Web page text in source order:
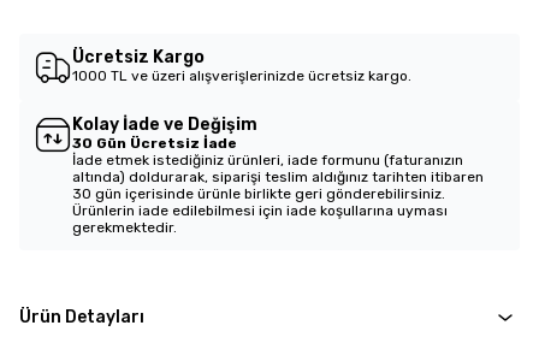
Ücretsiz Kargo
1000 TL ve üzeri alışverişlerinizde ücretsiz kargo.
Kolay İade ve Değişim
30 Gün Ücretsiz İade
İade etmek istediğiniz ürünleri, iade formunu (faturanızın
altında) doldurarak, siparişi teslim aldığınız tarihten itibaren
30 gün içerisinde ürünle birlikte geri gönderebilirsiniz.
Ürünlerin iade edilebilmesi için iade koşullarına uyması
gerekmektedir.
Ürün Detayları